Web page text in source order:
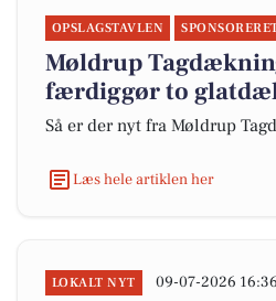
OPSLAGSTAVLEN
Møldrup
færdiggør to
Så er der nyt fra Møldrup
Læs hele artiklen her
LOKALT NYT 09-07-2026 16:36